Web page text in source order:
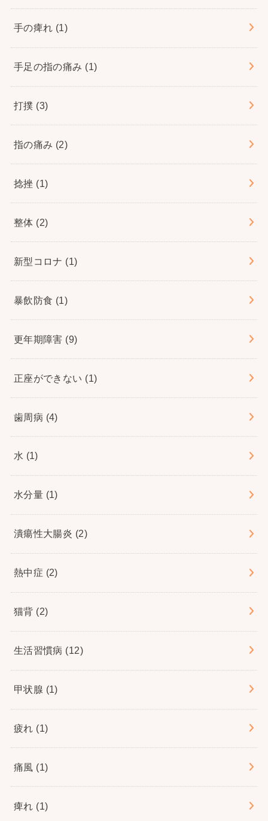
手の痺れ (1)
手足の指の痛み (1)
打撲 (3)
指の痛み (2)
捻挫 (1)
整体 (2)
新型コロナ (1)
暴飲防食 (1)
更年期障害 (9)
正座ができない (1)
歯周病 (4)
水 (1)
水分量 (1)
潰瘍性大腸炎 (2)
熱中症 (2)
猫背 (2)
生活習慣病 (12)
甲状腺 (1)
疲れ (1)
痛風 (1)
痺れ (1)